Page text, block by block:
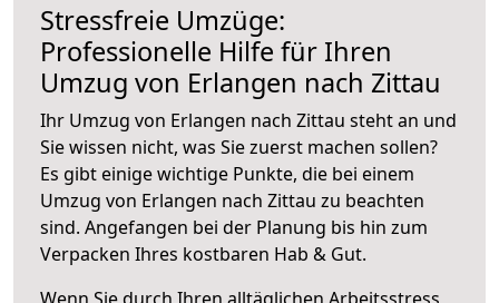
Stressfreie Umzüge:
Professionelle Hilfe für Ihren
Umzug von Erlangen nach Zittau
Ihr Umzug von Erlangen nach Zittau steht an und
Sie wissen nicht, was Sie zuerst machen sollen?
Es gibt einige wichtige Punkte, die bei einem
Umzug von Erlangen nach Zittau zu beachten
sind. Angefangen bei der Planung bis hin zum
Verpacken Ihres kostbaren Hab & Gut.